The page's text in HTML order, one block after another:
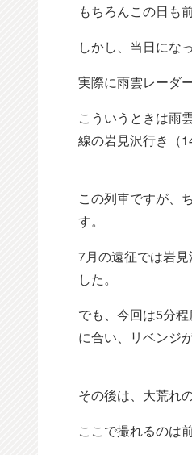
もちろんこの日も
しかし、当日にな
実際に雨雲レーダ
こういうときは雨
線の岩見沢行き（
この列車ですが、
す。
7月の遠征では岩
した。
でも、今回は5分
に合い、リベンジ
その後は、大荒れ
ここで撮れるのは